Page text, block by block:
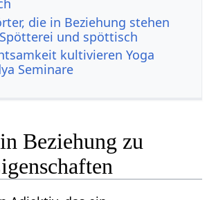
die in Beziehung stehen
und spöttisch
kultivieren Yoga
Seminare
Beziehung zu